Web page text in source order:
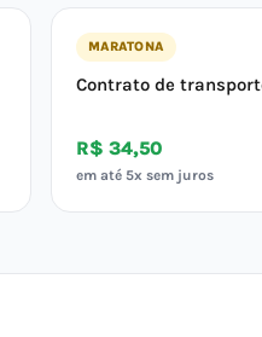
MARATONA
Contrato de
R$ 34,50
em até 5x sem juros